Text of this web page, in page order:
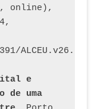
online),
e
de uma